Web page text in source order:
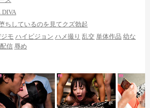
DIVA
ちしているのを見てクズ勃起
ジモ ハイビジョン ハメ撮り 乱交 単体作品 幼な
信 辱め